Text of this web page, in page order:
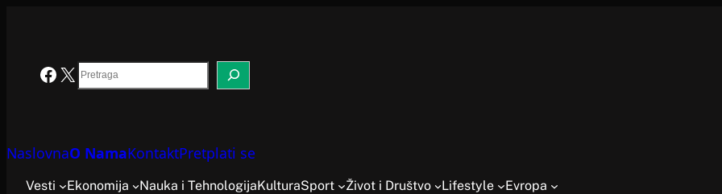
Facebook
X Search
NaslovnaO NamaKontaktPretplati se
Vesti Ekonomija Nauka i TehnologijaKulturaSport Život i Društvo Lifestyle Evropa